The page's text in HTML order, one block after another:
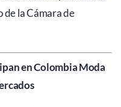
de la Cámara de
en Colombia Moda